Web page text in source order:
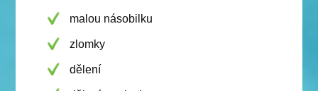
malou násobilku
zlomky
dělení